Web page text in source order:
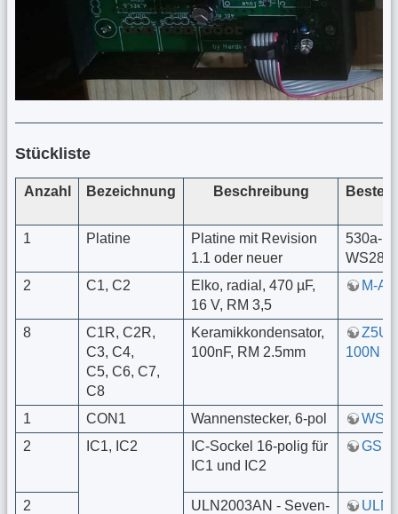
Stückliste
Anzahl Bezeichnung Beschreibung
1 Platine
Platine mit Revision
1.1 oder neuer
530a-
2
C1, C2
Elko, radial, 470 µF,
16 V, RM 3,5
M-A
8
C1R, C2R,
C3, C4,
C5, C6, C7,
C8
Keramikkondensator,
100nF, RM 2.5mm
Z5U-
100N
1 CON1 Wannenstecker, 6-pol
WSL
2
IC1, IC2
IC-Sockel 16-polig für
IC1 und IC2
GS
2
ULN2003AN - Seven-
ULN